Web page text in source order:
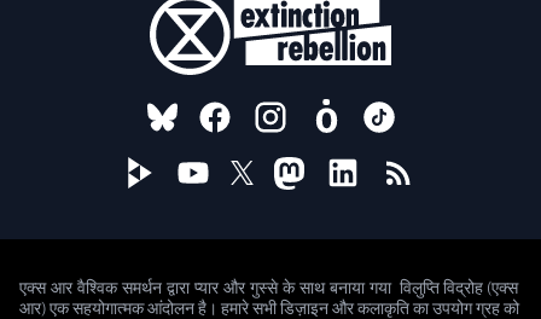
FOLLOW US ON
एक्स आर वैश्विक समर्थन द्वारा प्यार और गुस्से के साथ बनाया गया विलुप्ति विद्रोह (एक्स
आर) एक सहयोगात्मक आंदोलन है। हमारे सभी डिज़ाइन और कलाकृति का उपयोग ग्रह को